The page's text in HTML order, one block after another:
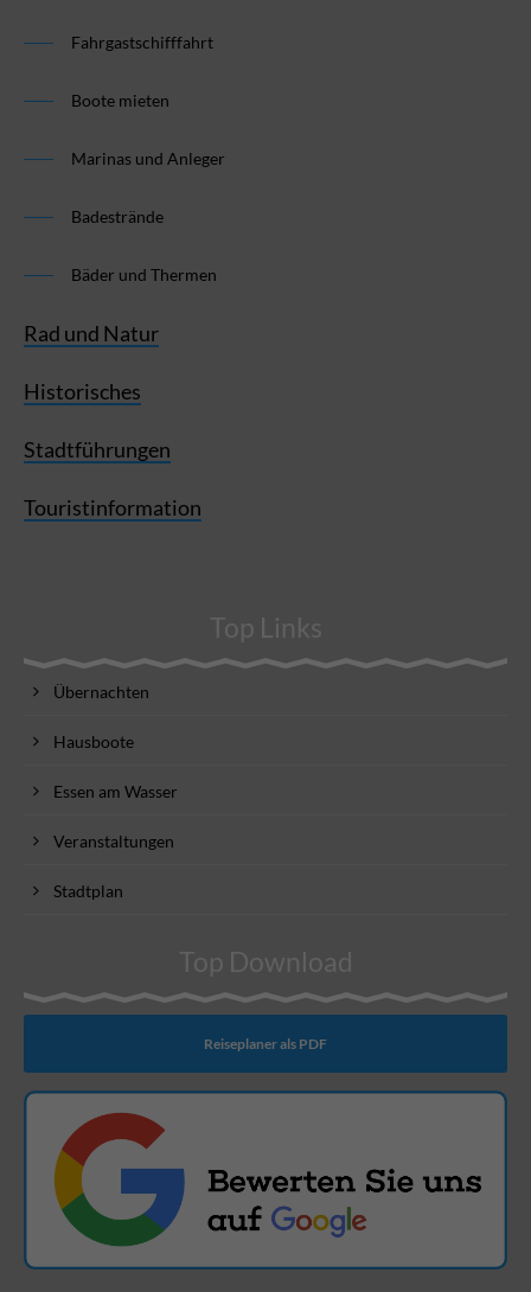
Fahrgastschifffahrt
Boote mieten
Marinas und Anleger
Badestrände
Bäder und Thermen
Rad und Natur
Historisches
Stadtführungen
Touristinformation
Top Links
Übernachten
Hausboote
Essen am Wasser
Veranstaltungen
Stadtplan
Top Download
Reiseplaner als PDF